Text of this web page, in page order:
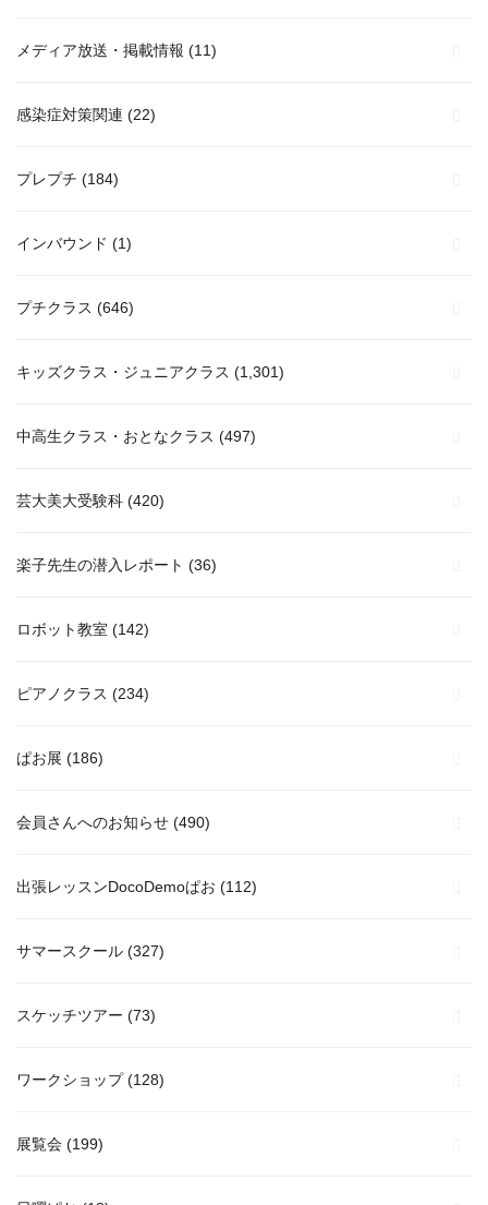
メディア放送・掲載情報 (11)
感染症対策関連 (22)
プレプチ (184)
インバウンド (1)
プチクラス (646)
キッズクラス・ジュニアクラス (1,301)
中高生クラス・おとなクラス (497)
芸大美大受験科 (420)
楽子先生の潜入レポート (36)
ロボット教室 (142)
ピアノクラス (234)
ぱお展 (186)
会員さんへのお知らせ (490)
出張レッスンDocoDemoぱお (112)
サマースクール (327)
スケッチツアー (73)
ワークショップ(128)
展覧会 (199)